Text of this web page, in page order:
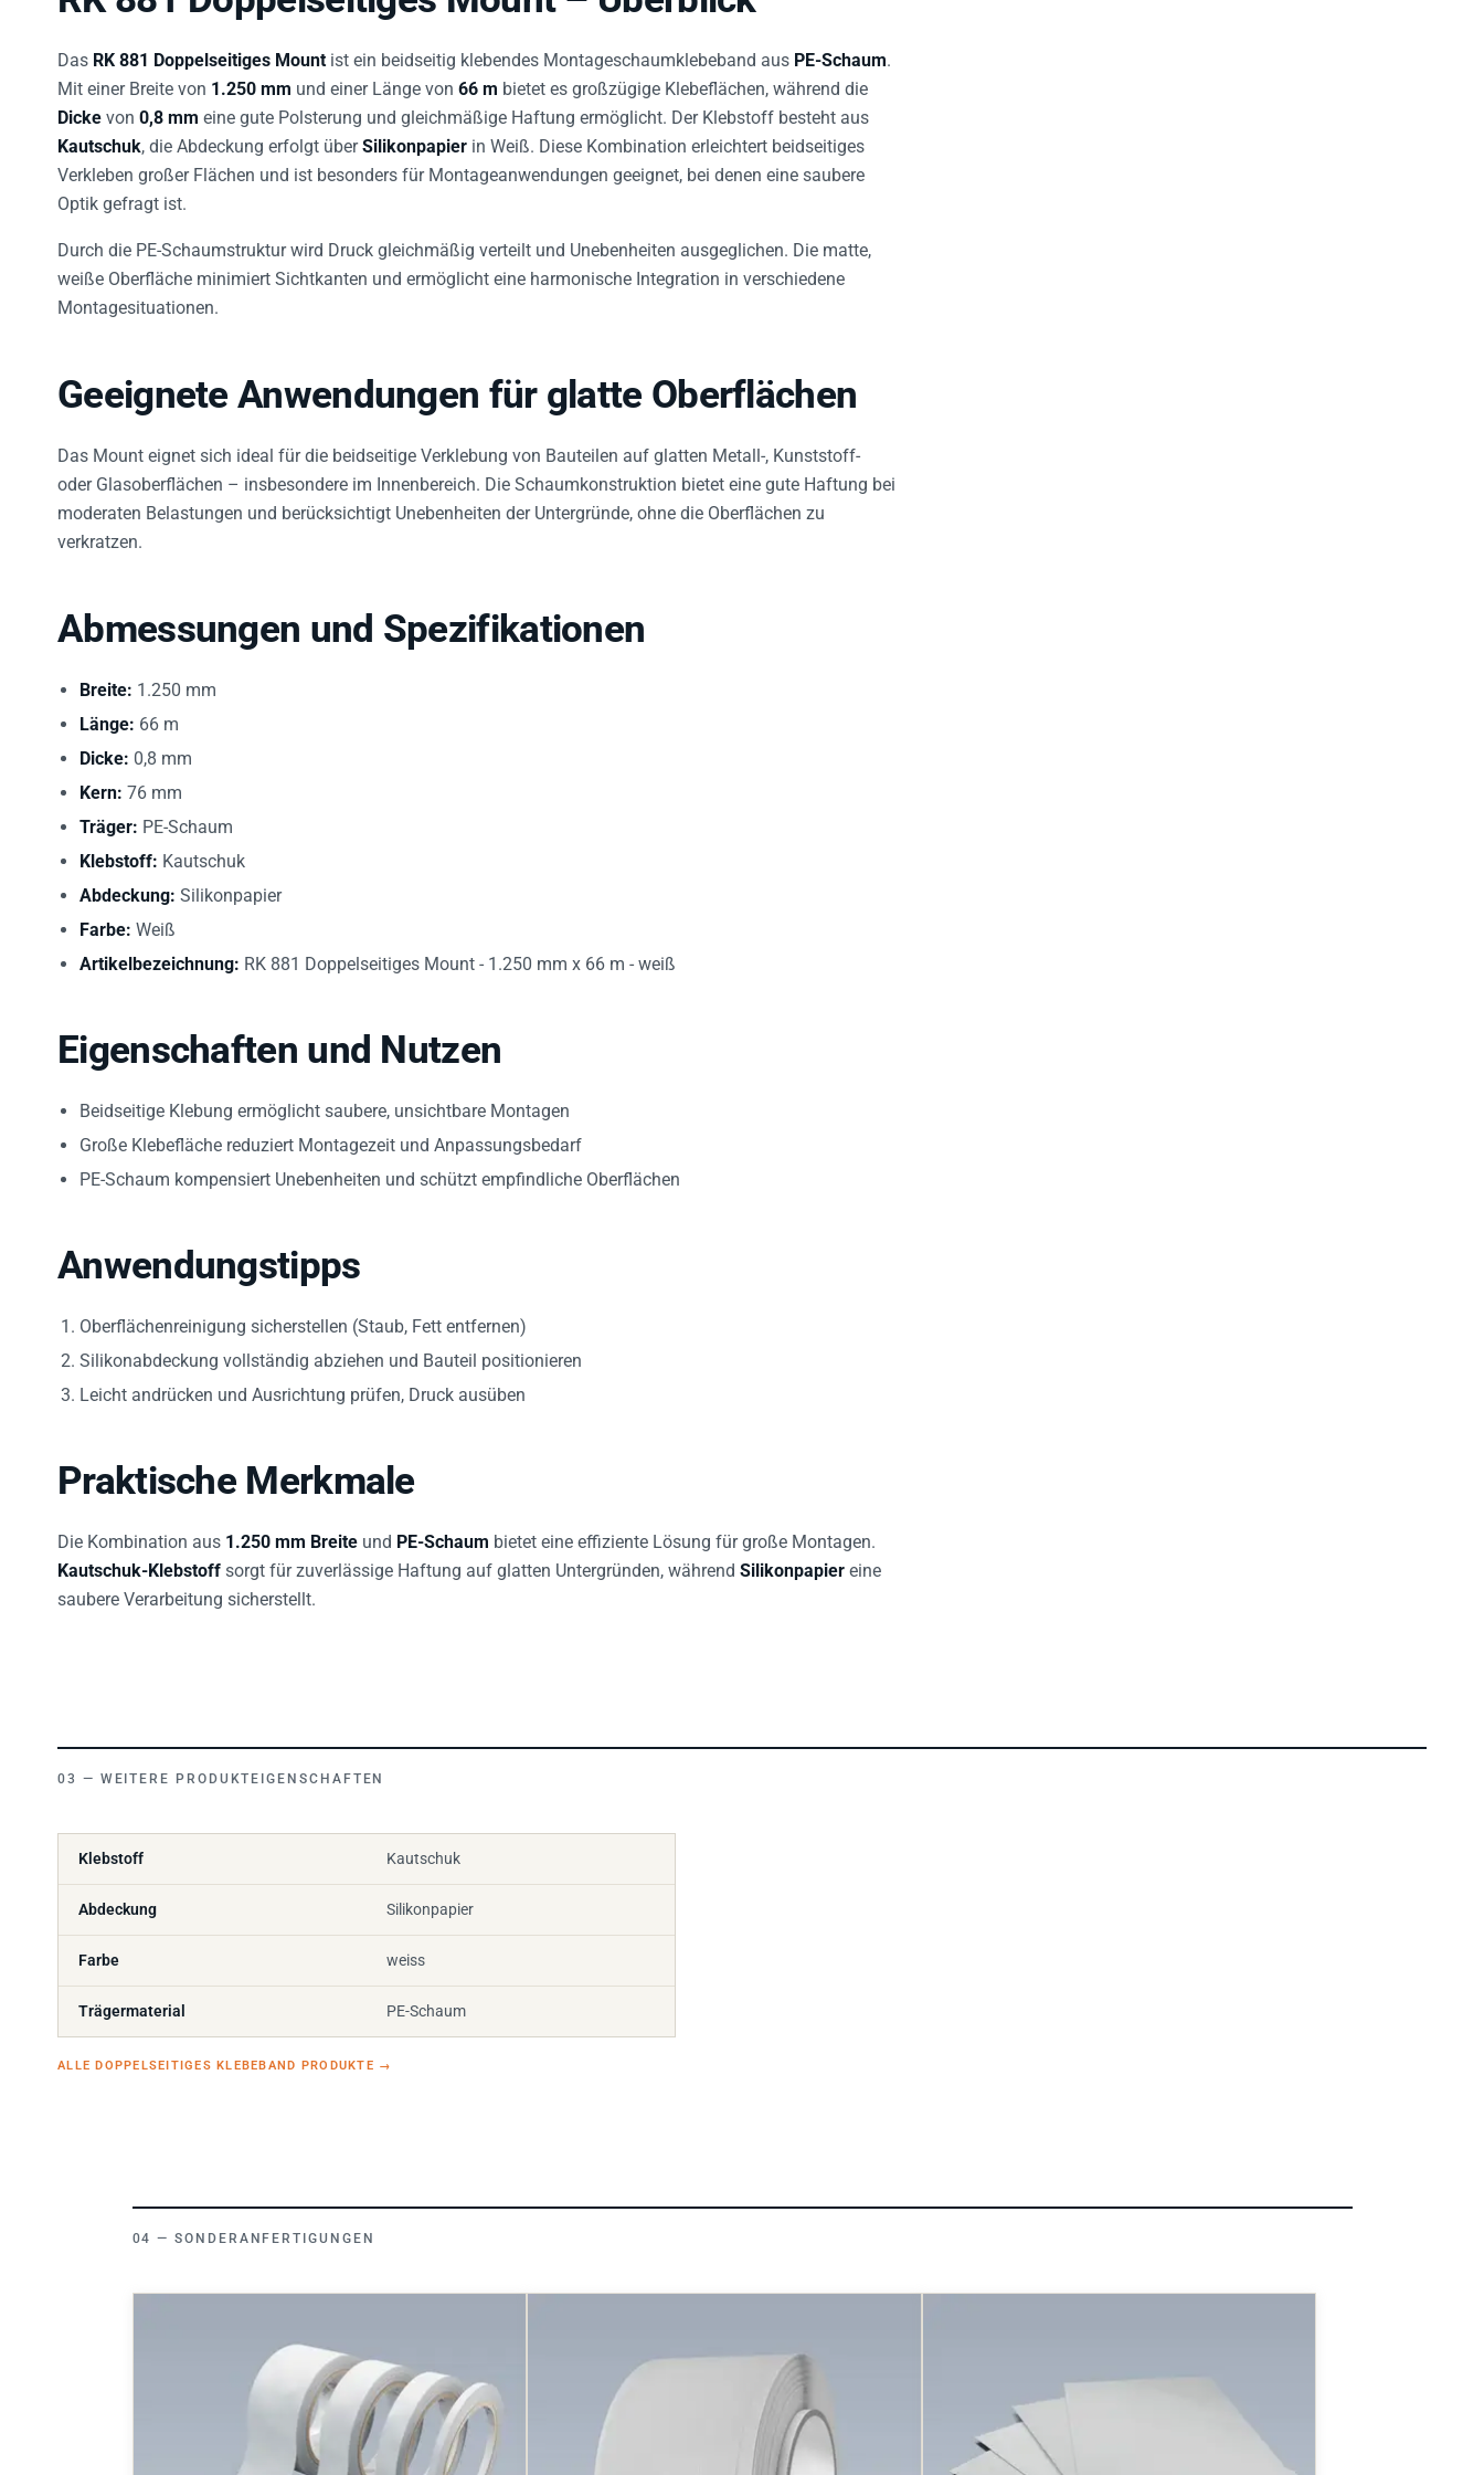
Das RK 881 Doppelseitiges Mount ist ein beidseitig klebendes Montageschaumklebeband aus PE-Schaum
Mit einer Breite von 1.250 mm und einer Länge von 66 m bietet es großzügige Klebeflächen, während die
Dicke von 0,8 mm eine gute Polsterung und gleichmäßige Haftung ermöglicht. Der Klebstoff besteht aus
Kautschuk , die Abdeckung erfolgt über Silikonpapier in Weiß. Diese Kombination erleichtert beidseitiges
Verkleben großer Flächen und ist besonders für Montageanwendungen geeignet, bei denen eine saubere
Optik gefragt ist.
Durch die PE-Schaumstruktur wird Druck gleichmäßig verteilt und Unebenheiten ausgeglichen. Die matte,
weiße Oberfläche minimiert Sichtkanten und ermöglicht eine harmonische Integration in verschiedene
Montagesituationen.
Geeignete Anwendungen für glatte Oberflächen
Das Mount eignet sich ideal für die beidseitige Verklebung von Bauteilen auf glatten Metall-, Kunststoff-
oder Glasoberflächen – insbesondere im Innenbereich. Die Schaumkonstruktion bietet eine gute Haftung bei
moderaten Belastungen und berücksichtigt Unebenheiten der Untergründe, ohne die Oberflächen zu
verkratzen.
Abmessungen und Spezifikationen
Breite: 1.250 mm
Länge: 66 m
Dicke: 0,8 mm
Kern: 76 mm
Träger: PE-Schaum
Klebstoff: Kautschuk
Abdeckung: Silikonpapier
Farbe: Weiß
Artikelbezeichnung: RK 881 Doppelseitiges Mount - 1.250 mm x 66 m - weiß
Eigenschaften und Nutzen
Beidseitige Klebung ermöglicht saubere, unsichtbare Montagen
Große Klebefläche reduziert Montagezeit und Anpassungsbedarf
PE-Schaum kompensiert Unebenheiten und schützt empfindliche Oberflächen
Anwendungstipps
Oberflächenreinigung sicherstellen (Staub, Fett entfernen)
Silikonabdeckung vollständig abziehen und Bauteil positionieren
Leicht andrücken und Ausrichtung prüfen, Druck ausüben
Praktische Merkmale
Die Kombination aus 1.250 mm Breite und PE-Schaum bietet eine effiziente Lösung für große Montagen.
Kautschuk-Klebstoff sorgt für zuverlässige Haftung auf glatten Untergründen, während Silikonpapier eine
saubere Verarbeitung sicherstellt.
WEITERE PRODUKTEIGENSCHAFTEN
Klebstoff Kautschuk
Abdeckung Silikonpapier
Farbe weiss
Trägermaterial PE-Schaum
SONDERANFERTIGUNGEN